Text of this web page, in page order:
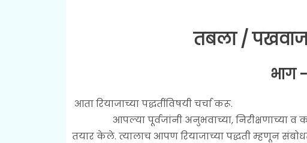
तबला / पखवाज
भाग
आता रियाजाच्या पद्धतींविषयी चर्चा करू.
आपल्या पूर्वजांनी अनुभवाच्या, निरीक्षणाच्या व
तयार केले. त्यालाच आपण रियाजाच्या पद्धती म्हणून